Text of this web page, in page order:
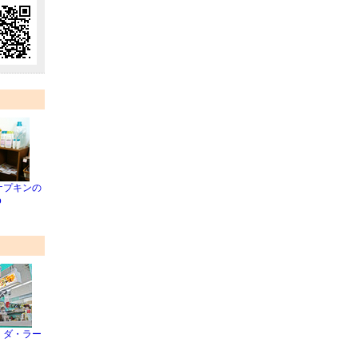
プキンの
ダ・ラー